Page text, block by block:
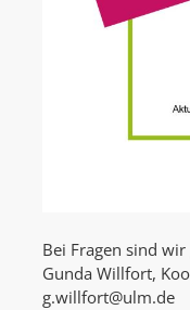
Bei Fragen sind
Gunda Willfort,
g.willfort@ulm.de